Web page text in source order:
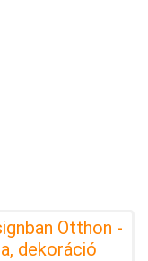
Otthon -
dekoráció